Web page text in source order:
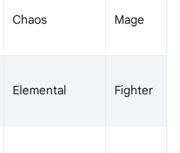
Chaos Mage
Elemental Fighter